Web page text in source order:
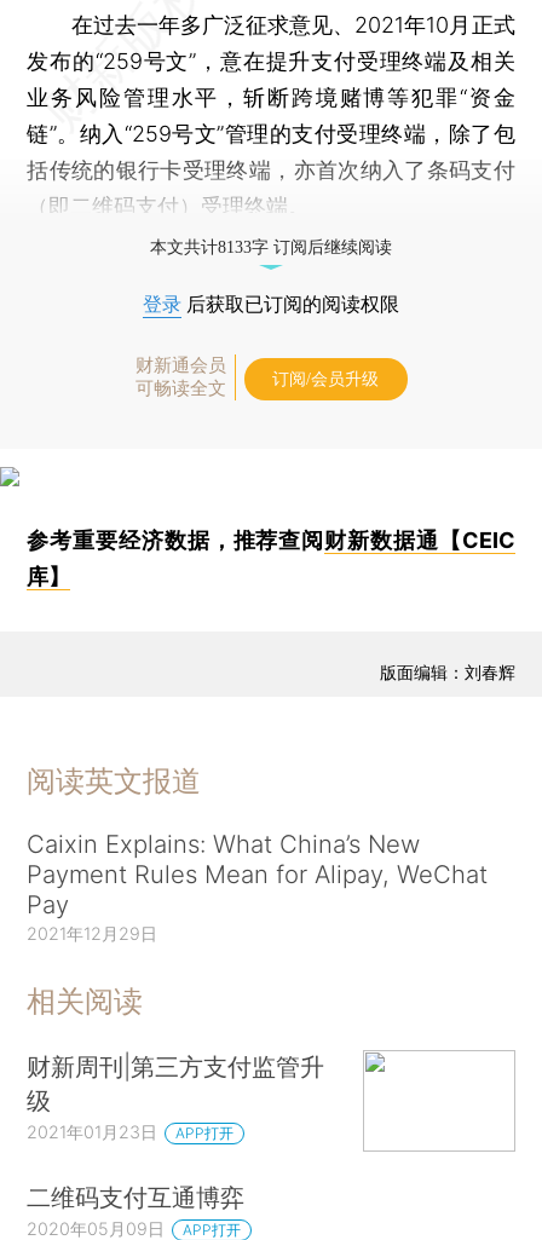
在过去一年多广泛征求意见、2021年10月正式
发布的“259号文”，意在提升支付受理终端及相关
业务风险管理水平，斩断跨境赌博等犯罪“资金
链”。纳入“259号文”管理的支付受理终端，除了包
括传统的银行卡受理终端，亦首次纳入了条码支付
（即二维码支付）受理终端。
本文共计8133字 订阅后继续阅读
登录 后获取已订阅的阅读权限
财新通会员
可畅读全文
订阅/会员升级
参考重要经济数据，推荐查阅财新数据通【CEIC
库】
版面编辑：刘春辉
阅读英文报道
Caixin Explains: What China’s New
Payment Rules Mean for Alipay, WeChat
Pay
2021年12月29日
相关阅读
财新周刊|第三方支付监管升
级
2021年01月23日 APP打开
二维码支付互通博弈
2020年05月09日 APP打开